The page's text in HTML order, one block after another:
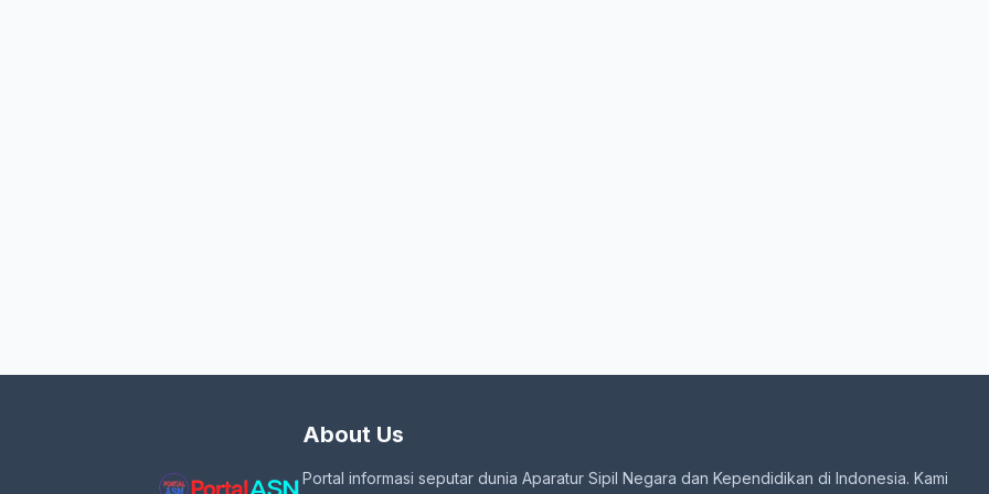
About Us
Portal informasi seputar dunia Aparatur Sipil Negara dan Kependidikan di Indonesia. Kami